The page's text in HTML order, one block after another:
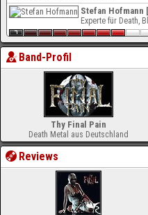
Stefan Hofmann
Experte für Death,
Band-Profil
Thy Final Pain
Death Metal aus Deutschland
Reviews